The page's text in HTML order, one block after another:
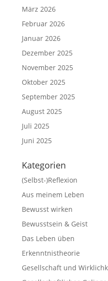
März 2026
Februar 2026
Januar 2026
Dezember 2025
November 2025
Oktober 2025
September 2025
August 2025
Juli 2025
Juni 2025
Kategorien
(Selbst-)Reflexion
Aus meinem Leben
Bewusst wirken
Bewusstsein & Geist
Das Leben üben
Erkenntnistheorie
Gesellschaft und